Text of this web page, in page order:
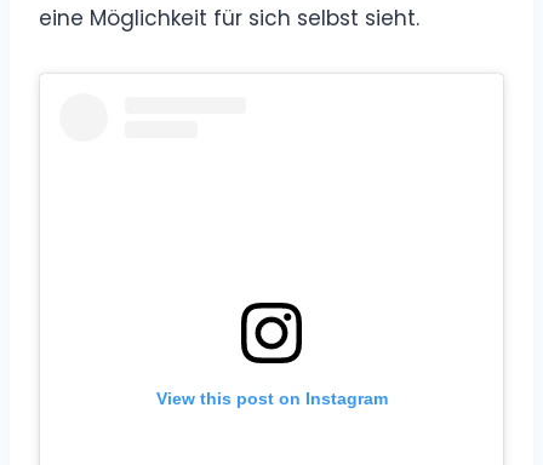
eine Möglichkeit für sich selbst sieht.
View this post on Instagram